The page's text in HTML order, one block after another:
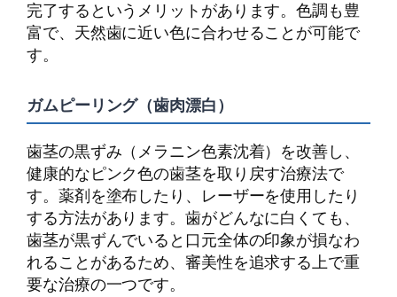
完了するというメリットがあります。色調も豊
富で、天然歯に近い色に合わせることが可能で
す。
ガムピーリング（歯肉漂白）
歯茎の黒ずみ（メラニン色素沈着）を改善し、
健康的なピンク色の歯茎を取り戻す治療法で
す。薬剤を塗布したり、レーザーを使用したり
する方法があります。歯がどんなに白くても、
歯茎が黒ずんでいると口元全体の印象が損なわ
れることがあるため、審美性を追求する上で重
要な治療の一つです。